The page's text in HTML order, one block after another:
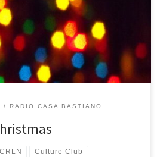
Natale in realtà non sono, ma che
per me lo fanno molto. Ecco così
RADIO CASA BASTIANO
CRLN Culture Club